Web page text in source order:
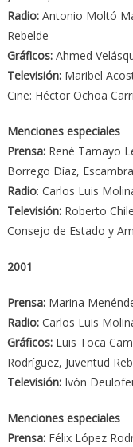
Radio: Antonio Moltó
Rebelde
Gráficos:Ahmed
Televisión: Maribel
Cine: Héctor Ochoa
Menciones especiales
Prensa:René Tamayo
Borrego Díaz,
Radio: Carlos Luis
Televisión:Roberto
Consejo de Estado y
2001
Prensa:Marina
Radio:Carlos Luis
Gráficos: Luis Toca
Rodríguez, Juventud
Televisión:Ivón
Menciones especiales
Prensa:Félix López